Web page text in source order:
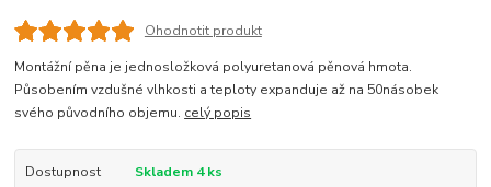
Ohodnotit produkt
Montážní pěna je jednosložková polyuretanová pěnová hmota.
Působením vzdušné vlhkosti a teploty expanduje až na 50násobek
svého původního objemu. celý popis
Dostupnost
Skladem 4 ks